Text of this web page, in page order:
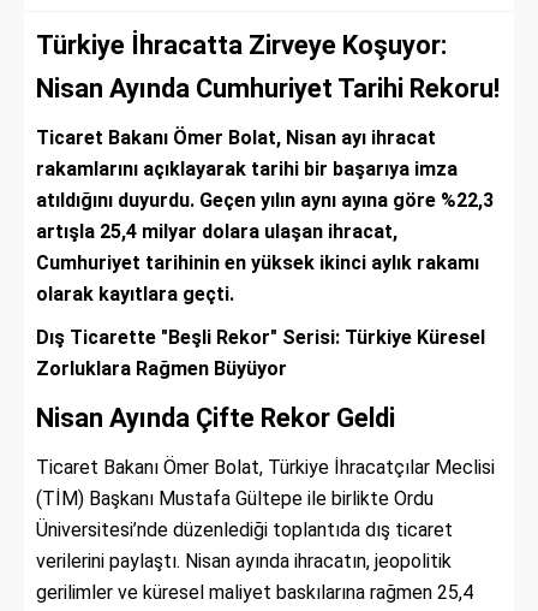
Türkiye İhracatta Zirveye Koşuyor:
Nisan Ayında Cumhuriyet Tarihi Rekoru!
Ticaret Bakanı Ömer Bolat, Nisan ayı ihracat
rakamlarını açıklayarak tarihi bir başarıya imza
atıldığını duyurdu. Geçen yılın aynı ayına göre %22,3
artışla 25,4 milyar dolara ulaşan ihracat,
Cumhuriyet tarihinin en yüksek ikinci aylık rakamı
olarak kayıtlara geçti.
Dış Ticarette "Beşli Rekor" Serisi: Türkiye Küresel
Zorluklara Rağmen Büyüyor
Nisan Ayında Çifte Rekor Geldi
Ticaret Bakanı Ömer Bolat, Türkiye İhracatçılar Meclisi
(TİM) Başkanı Mustafa Gültepe ile birlikte Ordu
Üniversitesi’nde düzenlediği toplantıda dış ticaret
verilerini paylaştı. Nisan ayında ihracatın, jeopolitik
gerilimler ve küresel maliyet baskılarına rağmen 25,4